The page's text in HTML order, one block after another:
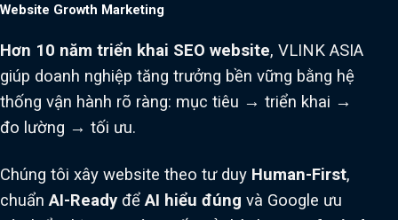
Website Growth Marketing
Hơn 10 năm triển khai SEO website, VLINK ASIA
giúp doanh nghiệp tăng trưởng bền vững bằng hệ
thống vận hành rõ ràng: mục tiêu → triển khai →
đo lường → tối ưu.
Chúng tôi xây website theo tư duy Human-First,
chuẩnAI-Ready đểAI hiểu đúng và Google ưu